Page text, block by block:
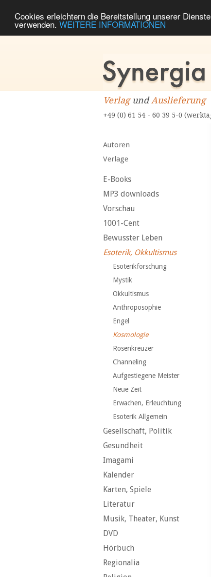
Cookies erleichtern die Bereitstellung unserer
verwenden. WEITERE INFORMATIONEN
VerlagundAuslieferung
+49 (0) 61 54 - 60 39 5-0
Autoren
Verlage
E-Books
MP3 downloads
Vorschau
1001-Cent
Bewusster Leben
Esoterik, Okkultismus
Esoterikforschung
Mystik
Okkultismus
Anthroposophie
Engel
Kosmologie
Rosenkreuzer
Channeling
Aufgestiegene Meister
Neue Zeit
Erwachen, Erleuchtung
Esoterik Allgemein
Gesellschaft, Politik
Gesundheit
Imagami
Kalender
Karten, Spiele
Literatur
Musik, Theater, Kunst
DVD
Hörbuch
Regionalia